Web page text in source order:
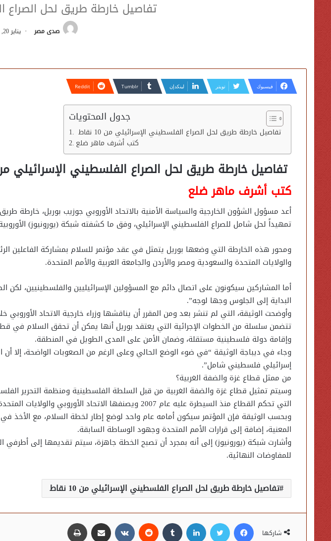
تفاصيل خارطة طريق لحل الصراع
صدى مصر يناير 20, 2024
فيسبوك تويتر لينكدإن
جدول المحتويات
تفاصيل خارطة طريق لحل الصراع الفلسطيني الإسرائيلي من 10 نقاط
كتب أشرف ماهر ضلع
تفاصيل خارطة طريق لحل الصراع الفلسطيني الإسرائيلي من 10
كتب أشرف ماهر ضلع
أعد مسؤول الشؤون الخارجية والسياسة الأمنية بالاتحاد الأوروبي جوزيب بوريل، خارطة
تمهيداً لحل شامل للصراع الفلسطيني الإسرائيلي، وفق ما كشفته شبكة (يورونيوز)
ومحور هذه الخارطة التي وضعها بوريل يتمثل في عقد مؤتمر للسلام بمشاركة الفاعلين
والولايات المتحدة والسعودية ومصر والأردن والجامعة العربية والأمم المتحدة.
أما المشاركين سيكونون على اتصال دائم مع المسؤولين الإسرائيليين والفلسطينيين، لكن
البداية إلى الجلوس وجها لوجه”.
وأوضحت الوثيقة، التي لم تنشر بعد ومن المقرر أن يناقشها وزراء خارجية الاتحاد الأوروبي
تتضمن سلسلة من الخطوات الإجرائية التي يعتقد بوريل أنها يمكن أن تحقق السلام في
وإقامة دولة فلسطينية مستقلة، وضمان الأمن على المدى الطويل في المنطقة.
وجاء في ديباجة الوثيقة “في ضوء الوضع الحالي وعلى الرغم من الصعوبات الواضحة، إلا أن
إسرائيلي فلسطيني شامل”.
من ممثل قطاع غزة والضفة الغربية؟
وسيتم تمثيل قطاع غزة والضفة الغربية من قبل السلطة الفلسطينية ومنظمة التحرير
التي تحكم القطاع منذ السيطرة عليه عام 2007 ويصنفها الاتحاد الأوروبي والولايات المتحدة “منظمة إرهابية”.
وبحسب الوثيقة فإن المؤتمر سيكون أمامه عام واحد لوضع إطار لخطة السلام، مع الأخذ في
المعنية، إضافة إلى قرارات الأمم المتحدة وجهود الوساطة السابقة.
وأشارت شبكة (يورونيوز) إلى أنه بمجرد أن تصبح الخطة جاهزة، سيتم تقديمها إلى أطرفي
للمفاوضات النهائية.
تفاصيل خارطة طريق لحل الصراع الفلسطيني الإسرائيلي من 10 نقاط
شاركها
فيسبوك تويتر لينكدإن مشاركة عبر البريد